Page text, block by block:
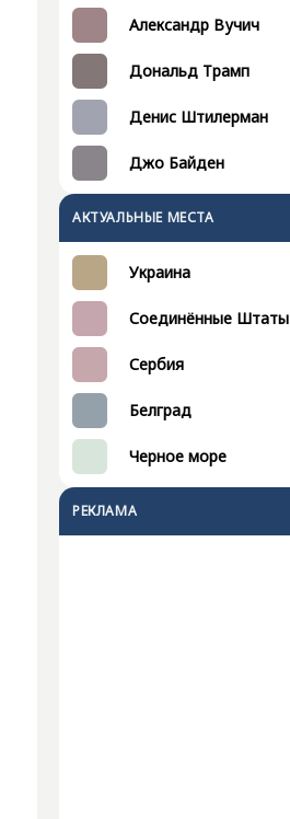
Александр Вучич
Дональд Трамп
Денис Штилерман
Джо Байден
АКТУАЛЬНЫЕ МЕСТА
Украина
Соединённые Штаты
Сербия
Белград
Черное море
РЕКЛАМА